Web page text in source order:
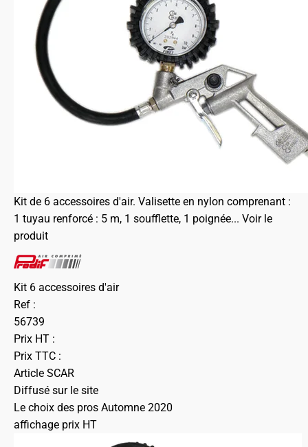
Kit de 6 accessoires d'air. Valisette en nylon comprenant :
1 tuyau renforcé : 5 m, 1 soufflette, 1 poignée... Voir le
produit
Kit 6 accessoires d'air
Ref :
56739
Prix HT :
Prix TTC :
Article SCAR
Diffusé sur le site
Le choix des pros Automne 2020
affichage prix HT